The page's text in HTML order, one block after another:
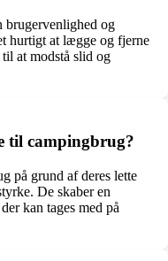
brugervenlighed og
hurtigt at lægge og fjerne
at modstå slid og
til campingbrug?
på grund af deres lette
De skaber en
kan tages med på